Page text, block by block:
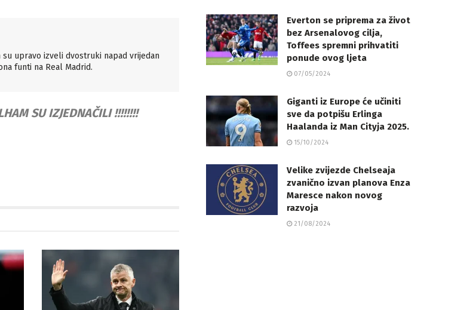
su upravo izveli dvostruki napad vrijedan
funti na Real Madrid.
SU IZJEDNAČILI !!!!!!!!
Everton se priprema za život
bez Arsenalovog cilja,
Toffees spremni prihvatiti
ponude ovog ljeta
07/05/2024
Giganti iz Europe će učiniti
sve da potpišu Erlinga
Haalanda iz Man Cityja 2025.
15/10/2024
Velike zvijezde Chelseaja
zvanično izvan planova Enza
Maresce nakon novog
razvoja
21/08/2024